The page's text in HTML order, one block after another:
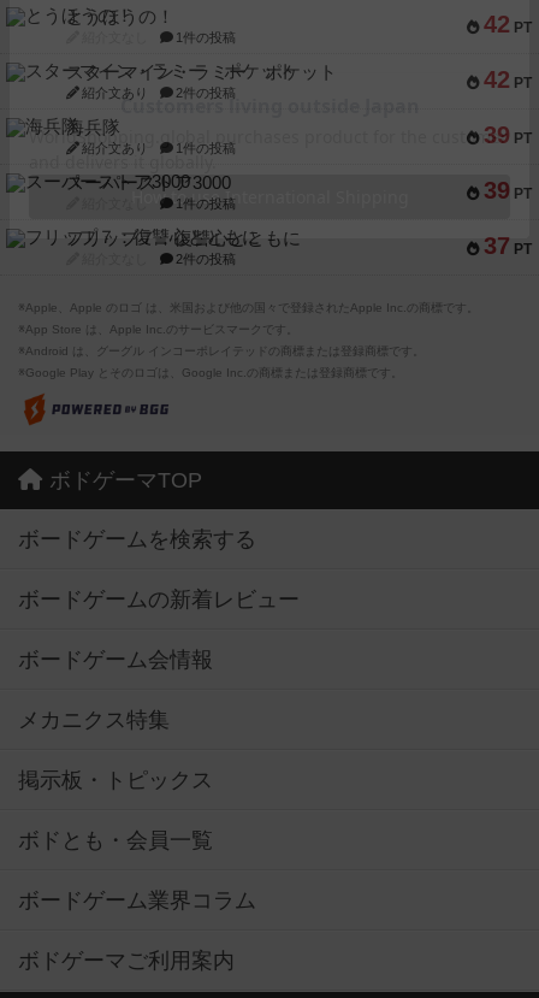
42 PT
とうほうの！
1件の投稿
42 PT
スターマイン・ラミー ポケット
紹介文あり 2件の投稿
39 PT
海兵隊
紹介文あり 1件の投稿
39 PT
スーパーストア3000
1件の投稿
37 PT
フリップ７：復讐心とともに
2件の投稿
※Apple、Apple のロゴ は、米国および他の国々で登録されたApple Inc.の商標です。
※App Store は、Apple Inc.のサービスマークです。
※Android は、グーグル インコーポレイテッドの商標または登録商標です。
※Google Play とそのロゴは、Google Inc.の商標または登録商標です。
ボドゲーマTOP
ボードゲームを検索する
ボードゲームの新着レビュー
ボードゲーム会情報
メカニクス特集
掲示板・トピックス
ボドとも・会員一覧
ボードゲーム業界コラム
ボドゲーマご利用案内